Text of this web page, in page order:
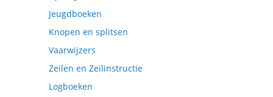
Jeugdboeken
Knopen en splitsen
Vaarwijzers
Zeilen en Zeilinstructie
Logboeken